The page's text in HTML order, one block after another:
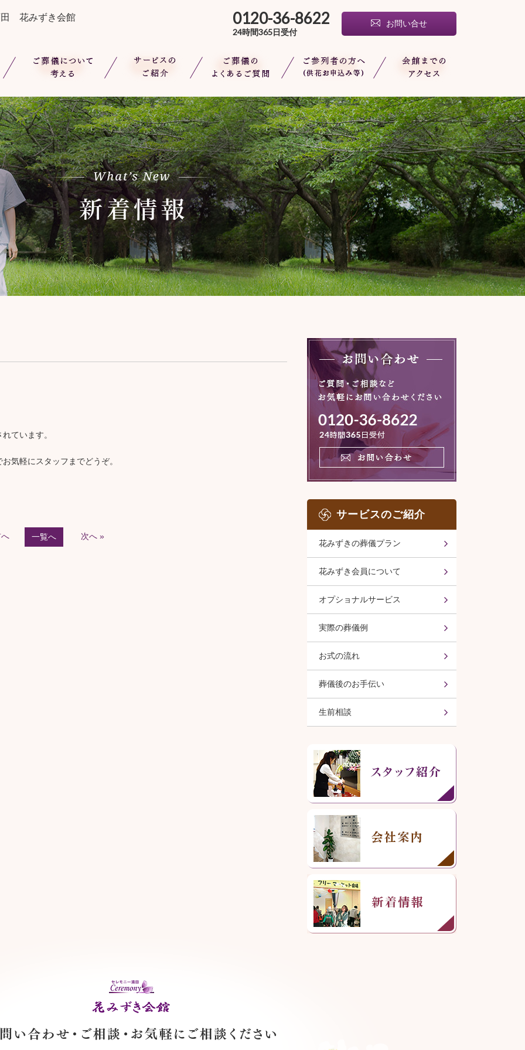
田 花みずき会館 0120-36-8622
24時間365日受付
お問い合せ
もしもの時は
家族葬とは
総費用について
花みずきの葬儀プラン
花みずき会員について
オプションサービス
実際の葬儀例
お式の流れ
葬儀後のお手伝い
生前相談
込み等)
ています。
気軽にスタッフまでどうぞ。
一覧へ 次へ »
サービスのご紹介
花みずきの葬儀プラン
花みずき会員について
オプショナルサービス
実際の葬儀例
お式の流れ
葬儀後のお手伝い
生前相談
花みずきの葬儀プラン
オプションサービス
実際の葬儀例
お式の流れ
葬儀後のお手伝い
生前相談
等)